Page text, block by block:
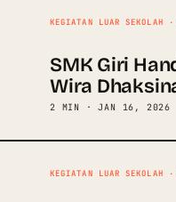
KEGIATAN LUAR SEKOLAH ·
SMK Giri
Wira
2 MIN · JAN 16, 2026
KEGIATAN LUAR SEKOLAH ·